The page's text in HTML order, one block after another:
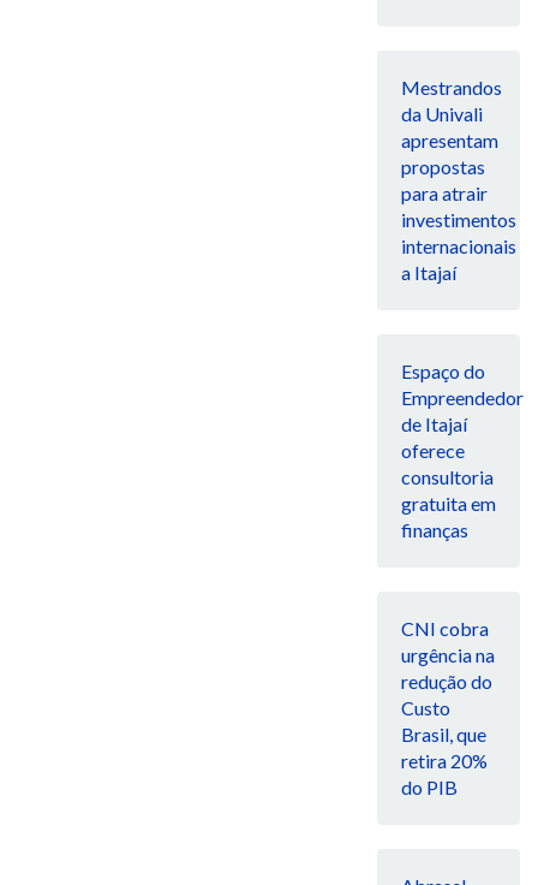
Mestrandos
da Univali
apresentam
propostas
para atrair
investimentos
internacionais
a Itajaí
Espaço do
Empreendedor
de Itajaí
oferece
consultoria
gratuita em
finanças
CNI cobra
urgência na
redução do
Custo
Brasil, que
retira 20%
do PIB